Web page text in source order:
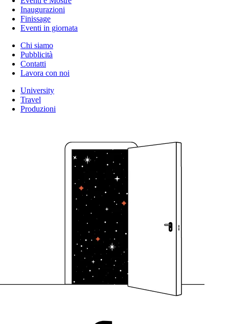
Inaugurazioni
Finissage
Eventi in giornata
Chi siamo
Pubblicità
Contatti
Lavora con noi
University
Travel
Produzioni